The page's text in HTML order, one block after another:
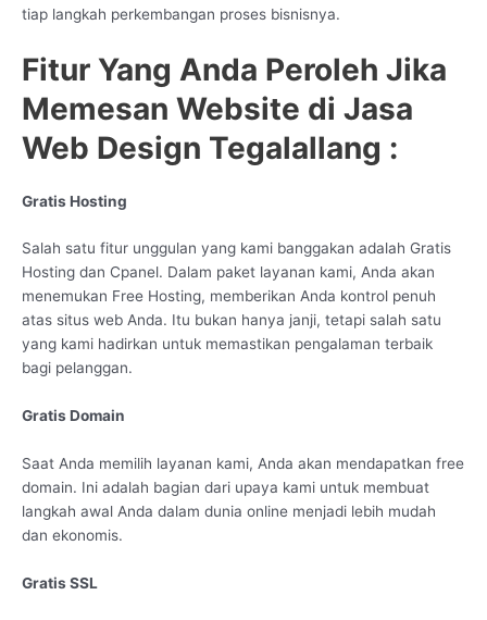
tiap langkah perkembangan proses bisnisnya.
Fitur Yang Anda Peroleh Jika
Memesan Website di Jasa
Web Design Tegalallang :
Gratis Hosting
Salah satu fitur unggulan yang kami banggakan adalah Gratis
Hosting dan Cpanel. Dalam paket layanan kami, Anda akan
menemukan Free Hosting, memberikan Anda kontrol penuh
atas situs web Anda. Itu bukan hanya janji, tetapi salah satu
yang kami hadirkan untuk memastikan pengalaman terbaik
bagi pelanggan.
Gratis Domain
Saat Anda memilih layanan kami, Anda akan mendapatkan free
domain. Ini adalah bagian dari upaya kami untuk membuat
langkah awal Anda dalam dunia online menjadi lebih mudah
dan ekonomis.
Gratis SSL